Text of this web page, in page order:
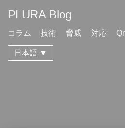
PLURA Blog
コラム 技術 脅威 対応
日本語 ▼